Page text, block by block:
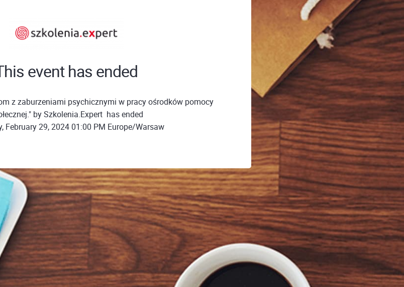
event has ended
z zaburzeniami psychicznymi w pracy ośrodków pomocy
by Szkolenia.Expert ㅤㅤ has ended
February 29, 2024 01:00 PM Europe/Warsaw